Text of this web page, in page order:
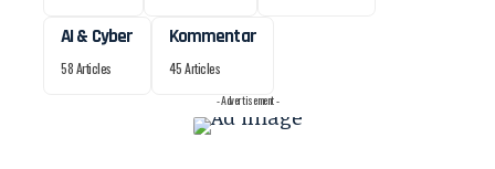
AI & Cyber
58 Articles
Kommentar
45 Articles
- Advertisement -